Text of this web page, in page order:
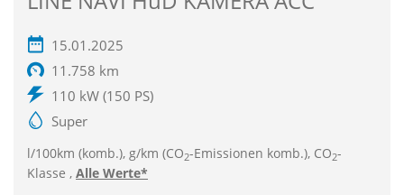
15.01.2025
11.758 km
110 kW (150 PS)
Super
l/100km (komb.), g/km (CO2-Emissionen komb.), CO2-
Klasse , Alle Werte*